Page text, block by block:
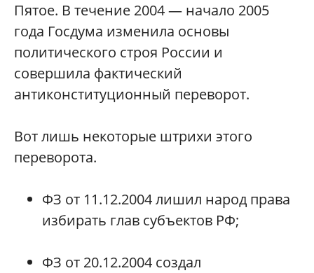
Пятое. В течение 2004 — начало 2005
года Госдума изменила основы
политического строя России и
совершила фактический
антиконституционный переворот.
Вот лишь некоторые штрихи этого
переворота.
ФЗ от 11.12.2004 лишил народ права
избирать глав субъектов РФ;
ФЗ от 20.12.2004 создал